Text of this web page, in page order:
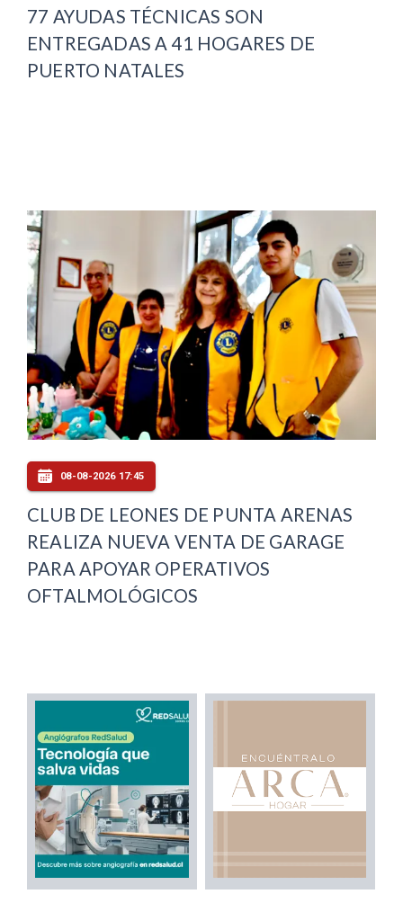
77 AYUDAS TÉCNICAS SON
ENTREGADAS A 41 HOGARES DE
PUERTO NATALES
08-08-2026 17:45
CLUB DE LEONES DE PUNTA ARENAS
REALIZA NUEVA VENTA DE GARAGE
PARA APOYAR OPERATIVOS
OFTALMOLÓGICOS